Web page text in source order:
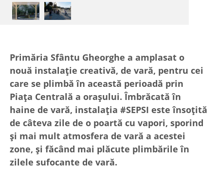
Primăria Sfântu Gheorghe a amplasat o
nouă instalație creativă, de vară, pentru cei
care se plimbă în această perioadă prin
Piaţa Centrală a oraşului. Îmbrăcată în
haine de vară, instalaţia #SEPSI este însoțită
de câteva zile de o poartă cu vapori, sporind
și mai mult atmosfera de vară a acestei
zone, şi făcând mai plăcute plimbările în
zilele sufocante de vară.